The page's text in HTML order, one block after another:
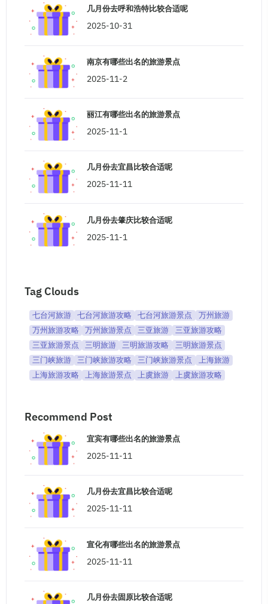
几月份去呼和浩特比较合适呢
2025-10-31
南京有哪些出名的旅游景点
2025-11-2
丽江有哪些出名的旅游景点
2025-11-1
几月份去宜昌比较合适呢
2025-11-11
几月份去肇庆比较合适呢
2025-11-1
Tag Clouds
七台河旅游 七台河旅游攻略 七台河旅游景点
万州旅游
万州旅游攻略
万州旅游景点 三亚旅游
三亚旅游攻略
三亚旅游景点
三明旅游 三明旅游攻略
三明旅游景点
三门峡旅游
三门峡旅游攻略 三门峡旅游景点
上海旅游
上海旅游攻略
上海旅游景点 上虞旅游 上虞旅游攻略
Recommend Post
宜宾有哪些出名的旅游景点
2025-11-11
几月份去宜昌比较合适呢
2025-11-11
宣化有哪些出名的旅游景点
2025-11-11
几月份去固原比较合适呢